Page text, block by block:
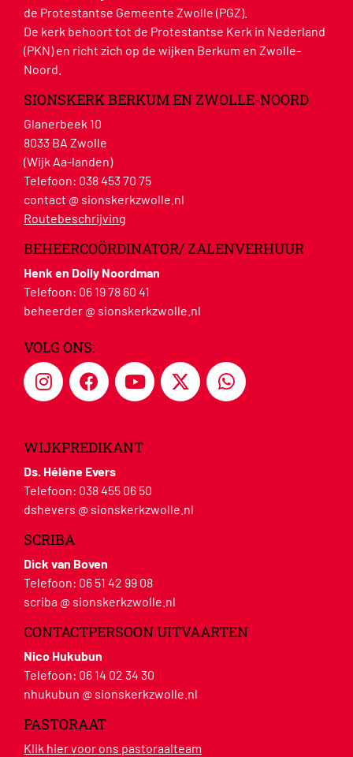
de Protestantse Gemeente Zwolle (PGZ).
De kerk behoort tot de Protestantse Kerk in Nederland
(PKN) en richt zich op de wijken Berkum en Zwolle-
Noord.
SIONSKERK BERKUM EN ZWOLLE-NOORD
Glanerbeek 10
8033 BA Zwolle
(Wijk Aa-landen)
Telefoon: 038 453 70 75
contact @ sionskerkzwolle.nl
Routebeschrijving
BEHEERCOÖRDINATOR/ ZALENVERHUUR
Henk en Dolly Noordman
Telefoon: 06 19 78 60 41
beheerder @ sionskerkzwolle.nl
VOLG ONS:
WIJKPREDIKANT
Ds. Hélène Evers
Telefoon: 038 455 06 50
dshevers @ sionskerkzwolle.nl
SCRIBA
Dick van Boven
Telefoon: 06 51 42 99 08
scriba @ sionskerkzwolle.nl
CONTACTPERSOON UITVAARTEN
Nico Hukubun
Telefoon: 06 14 02 34 30
nhukubun @ sionskerkzwolle.nl
PASTORAAT
Klik hier voor ons pastoraalteam